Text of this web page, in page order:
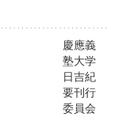
慶應義
塾大学
日吉紀
要刊行
委員会